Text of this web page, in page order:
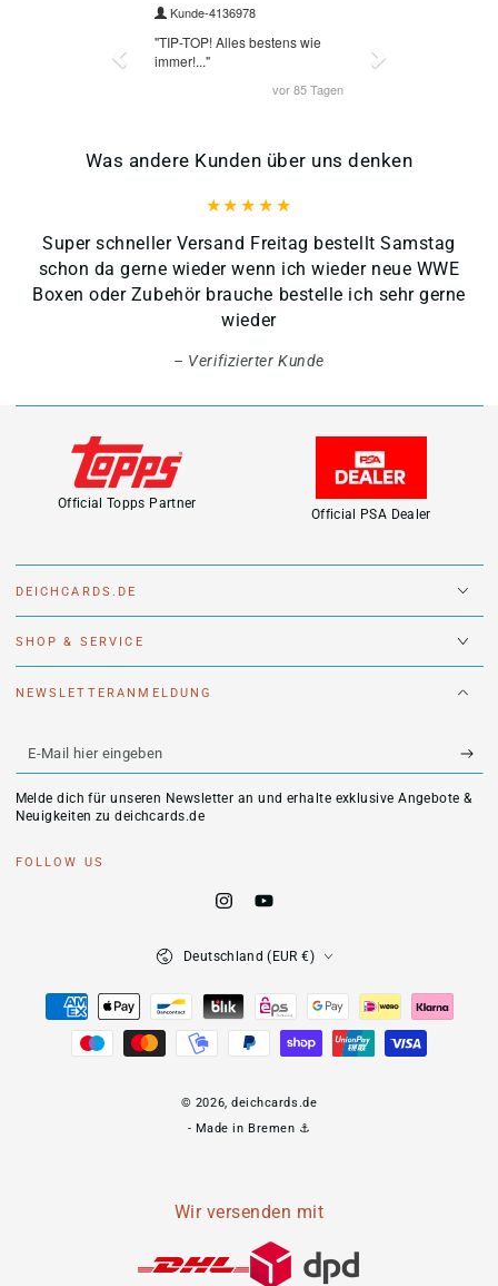
Was andere Kunden über uns denken
Super schneller Versand Freitag bestellt Samstag
schon da gerne wieder wenn ich wieder neue WWE
Boxen oder Zubehör brauche bestelle ich sehr gerne
wieder
Verifizierter Kunde
Official Topps Partner
Official PSA Dealer
DEICHCARDS.DE
SHOP & SERVICE
NEWSLETTERANMELDUNG
E-
Mail
hier
Melde dich für unseren Newsletter an und erhalte exklusive Angebote &
Neuigkeiten zu deichcards.de
FOLLOW US
InstagramYouTube
© 2026,deichcards.de
- Made in Bremen ⚓
Deutschland (EUR €)
Zahlungsmöglichkeiten
Wir versenden mit